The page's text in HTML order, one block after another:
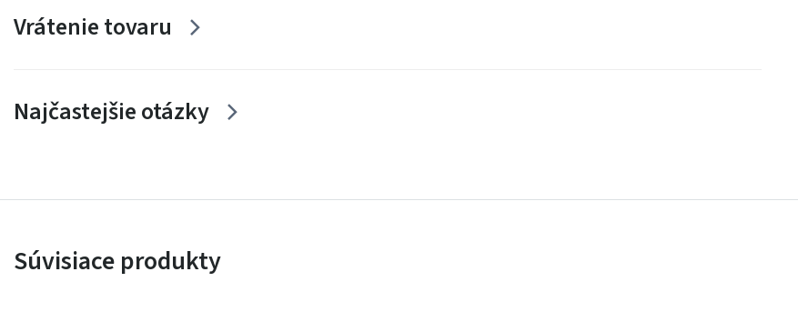
Vrátenie tovaru
Najčastejšie otázky
Súvisiace produkty